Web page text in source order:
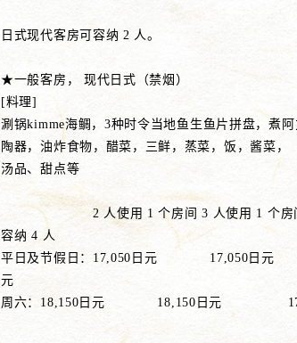
日式现代客房可容纳 2 人。
★一般客房， 现代日式（禁烟）
[料理]
涮锅kimme海鲷，3种时令当地鱼生鱼片拼盘，煮
陶器，油炸食物，醋菜，三鲜，蒸菜，饭，酱菜，
汤品、甜点等
2 人使用 1 个房间 3 人使用 1
容纳 4 人
平日及节假日：17,050日元 17,050日
元
周六：18,150日元 18,150日元